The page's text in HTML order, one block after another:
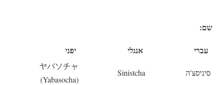
שם:
עברי אנגלי יפני
סיניסצ'ה Sinistcha
ヤバソチャ
(Yabasocha)